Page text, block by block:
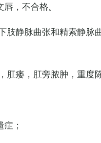
，不合格。
肢静脉曲张和精索静脉
肛瘘，肛旁脓肿，重度
；